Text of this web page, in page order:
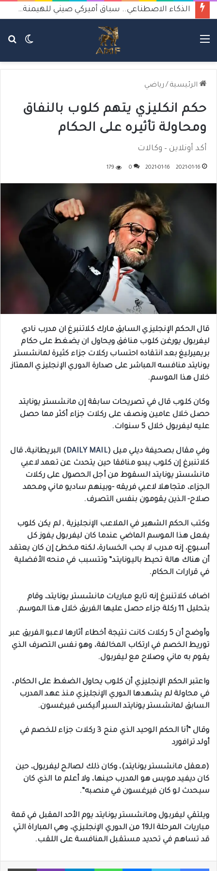
الذكاء الاصطناعي.. سباق أميركي صيني للهيمنة يثير القلق
الوضع
القائمة
الرئيسية / رياضي
حكم انكليزي يتهم كلوب بالنفاق
ومحاولة تأثيره على الحكام
أكد أونلاين – وكالات
2021-01-16
2021-01-16
0
179
قال الحكم الإنجليزي السابق مارك كلاتنبرغ ان مدرب نادي
ليفربول يورغن كلوب منافق ويحاول ان يضغط على حكام
بريميرليغ بعد انتقاده احتساب ركلات جزاء كثيرة لمانشستر
يونايتد منافسه المباشر على صدارة الدوري الإنجليزي الممتاز
خلال هذا الموسم.
وكان كلوب قال في تصريحات سابقة إن مانشستر يونايتد
حصل خلال عامين ونصف على ركلات جزاء أكثر مما حصل
عليه ليفربول خلال 5 سنوات.
وفي مقال بصحيفة ديلي ميل (DAILY MAIL) البريطانية، قال
كلاتنبرغ إن كلوب يبدو منافقا حين يتحدث عن تعمد لاعبي
مانشستر يونايتد السقوط من أجل الحصول على ركلات
الجزاء، متجاهلا لاعبي فريقه -وبينهم ساديو ماني ومحمد
صلاح- الذين يقومون بنفس التصرف.
وكتب الحكم الشهير في الملاعب الإنجليزية , لم يكن كلوب
يفعل هذا الموسم الماضي عندما كان ليفربول يفوز كل
أسبوع، إنه مدرب لا يحب الخسارة، لكنه مخطئ إن كان يعتقد
أن هناك هالة تحيط باليونايتد” وتتسبب في منحه الأفضلية
في قرارات الحكام.
اضاف كلاتنبرغ إنه تابع مباريات مانشستر يونايتد، وقام
بتحليل 11 ركلة جزاء حصل عليها الفريق خلال هذا الموسم.
وأوضح أن 5 ركلات كانت نتيجة أخطاء أثارها لاعبو الفريق عبر
توريط الخصم في ارتكاب المخالفة، وهو نفس التصرف الذي
يقوم به ماني وصلاح مع ليفربول.
واعتبر الحكم الإنجليزي أن كلوب يحاول الضغط على الحكام،
في محاولة لم يشهدها الدوري الإنجليزي منذ عهد المدرب
السابق لمانشستر يونايتد السير أليكس فيرغسون.
وقال “أنا الحكم الوحيد الذي منح 3 ركلات جزاء للخصم في
أولد ترافورد
(معقل مانشستر يونايتد)، وكان ذلك لصالح ليفربول، حين
كان ديفيد مويس هو المدرب حينها، ولا أعلم ما الذي كان
سيحدث لو كان فيرغسون في منصبه”.
ويلتقي ليفربول ومانشستر يونايتد يوم الأحد المقبل في قمة
مباريات المرحلة الـ19 من الدوري الإنجليزي، وهي المباراة التي
قد تساهم في تحديد مستقبل المنافسة على اللقب.
فيسبوك تويتر ماسنجر واتساب تيلقرام ڤايبر